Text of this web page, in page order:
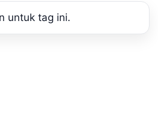
untuk tag ini.